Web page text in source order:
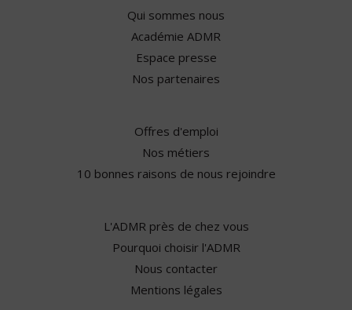
Qui sommes nous
Académie ADMR
Espace presse
Nos partenaires
Offres d'emploi
Nos métiers
10 bonnes raisons de nous rejoindre
L'ADMR près de chez vous
Pourquoi choisir l'ADMR
Nous contacter
Mentions légales